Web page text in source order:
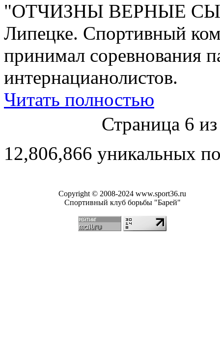
"ОТЧИЗНЫ ВЕРНЫЕ
Липецке. Спортивный
принимал соревнования
интернацианолистов.
Читать полностью
Страница 6
12,806,866 уникальных
Copyright © 2008-2024 www.sport36.ru
Спортивный клуб борьбы "Барей"